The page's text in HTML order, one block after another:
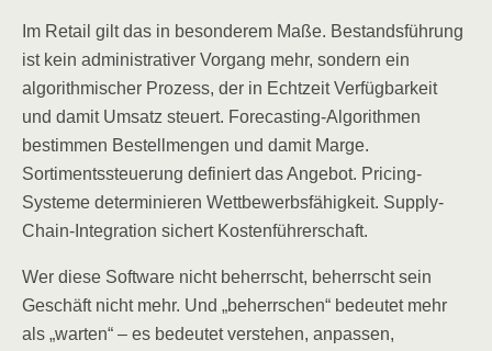
Im Retail gilt das in besonderem Maße. Bestandsführung
ist kein administrativer Vorgang mehr, sondern ein
algorithmischer Prozess, der in Echtzeit Verfügbarkeit
und damit Umsatz steuert. Forecasting-Algorithmen
bestimmen Bestellmengen und damit Marge.
Sortimentssteuerung definiert das Angebot. Pricing-
Systeme determinieren Wettbewerbsfähigkeit. Supply-
Chain-Integration sichert Kostenführerschaft.
Wer diese Software nicht beherrscht, beherrscht sein
Geschäft nicht mehr. Und „beherrschen“ bedeutet mehr
als „warten“ – es bedeutet verstehen, anpassen,